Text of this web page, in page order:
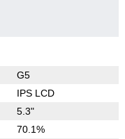
G5
IPS LCD
5.3"
70.1%